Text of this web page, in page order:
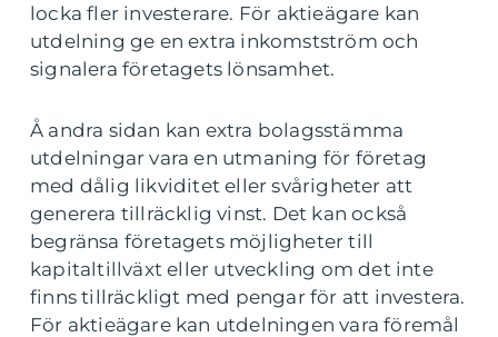
locka fler investerare. För aktieägare kan
utdelning ge en extra inkomstström och
signalera företagets lönsamhet.
Å andra sidan kan extra bolagsstämma
utdelningar vara en utmaning för företag
med dålig likviditet eller svårigheter att
generera tillräcklig vinst. Det kan också
begränsa företagets möjligheter till
kapitaltillväxt eller utveckling om det inte
finns tillräckligt med pengar för att investera.
För aktieägare kan utdelningen vara föremål